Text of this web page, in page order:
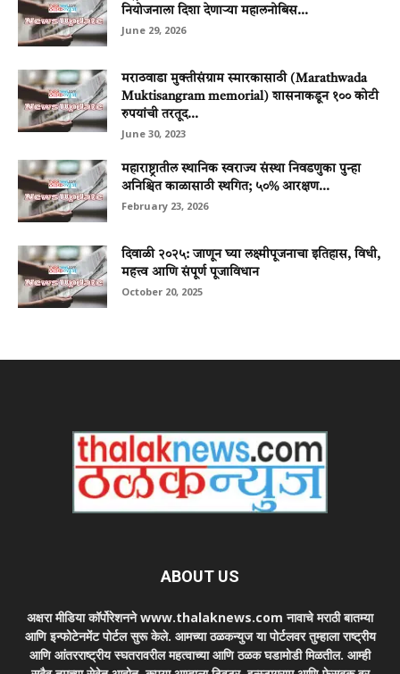
नियोजनाला दिशा देणाऱ्या महालनोबिस...
June 29, 2026
मराठवाडा मुक्‍तीसंग्राम स्‍मारकासाठी (Marathwada
Muktisangram memorial) शासनाकडून १०० कोटी
रुपयांची तरतूद...
June 30, 2023
महाराष्ट्रातील स्थानिक स्वराज्य संस्था निवडणुका पुन्हा
अनिश्चित काळासाठी स्थगित; ५०% आरक्षण...
February 23, 2026
दिवाळी २०२५: जाणून घ्या लक्ष्मीपूजनाचा इतिहास, विधी,
महत्त्व आणि संपूर्ण पूजाविधान
October 20, 2025
ABOUT US
अक्षरा मीडिया कॉर्पोरेशनने www.thalaknews.com नावाचे मराठी बातम्या
आणि इन्फोटेनमेंट पोर्टल सुरू केले. आमच्या ठळकन्युज या पोर्टलवर तुम्हाला राष्ट्रीय
आणि आंतरराष्ट्रीय स्घतरावरील महत्वाच्या आणि ठळक घडामोडी मिळतील. आम्ही